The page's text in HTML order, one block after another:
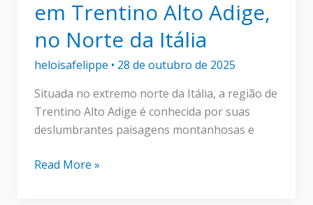
em Trentino Alto Adige,
no Norte da Itália
heloisafelippe • 28 de outubro de 2025
Situada no extremo norte da Itália, a região de
Trentino Alto Adige é conhecida por suas
deslumbrantes paisagens montanhosas e
5
Read More »